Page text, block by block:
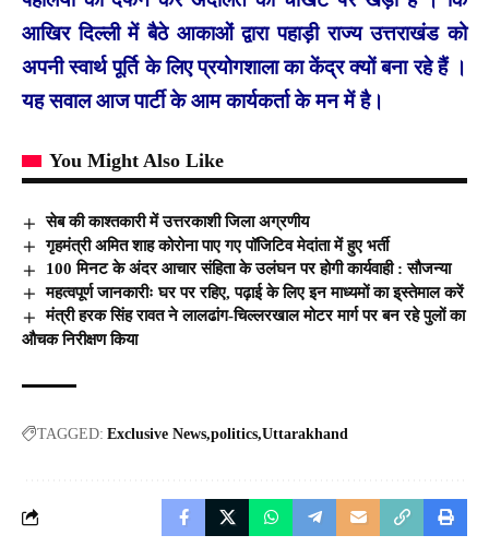
आखिर दिल्ली में बैठे आकाओं द्वारा पहाड़ी राज्य उत्तराखंड को
अपनी स्वार्थ पूर्ति के लिए प्रयोगशाला का केंद्र क्यों बना रहे हैं ।
यह सवाल आज पार्टी के आम कार्यकर्ता के मन में है।
You Might Also Like
सेब की काश्तकारी में उत्तरकाशी जिला अग्रणीय
गृहमंत्री अमित शाह कोरोना पाए गए पॉजिटिव मेदांता में हुए भर्ती
100 मिनट के अंदर आचार संहिता के उलंघन पर होगी कार्यवाही : सौजन्या
महत्वपूर्ण जानकारीः घर पर रहिए, पढ़ाई के लिए इन माध्यमों का इ्स्तेमाल करें
मंत्री हरक सिंह रावत ने लालढांग-चिल्लरखाल मोटर मार्ग पर बन रहे पुलों का
औचक निरीक्षण किया
TAGGED: Exclusive News politics Uttarakhand